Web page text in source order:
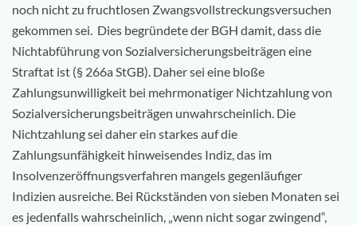
noch nicht zu fruchtlosen Zwangsvollstreckungsversuchen
gekommen sei. Dies begründete der BGH damit, dass die
Nichtabführung von Sozialversicherungsbeiträgen eine
Straftat ist (§ 266a StGB). Daher sei eine bloße
Zahlungsunwilligkeit bei mehrmonatiger Nichtzahlung von
Sozialversicherungsbeiträgen unwahrscheinlich. Die
Nichtzahlung sei daher ein starkes auf die
Zahlungsunfähigkeit hinweisendes Indiz, das im
Insolvenzeröffnungsverfahren mangels gegenläufiger
Indizien ausreiche. Bei Rückständen von sieben Monaten sei
es jedenfalls wahrscheinlich, „wenn nicht sogar zwingend“,